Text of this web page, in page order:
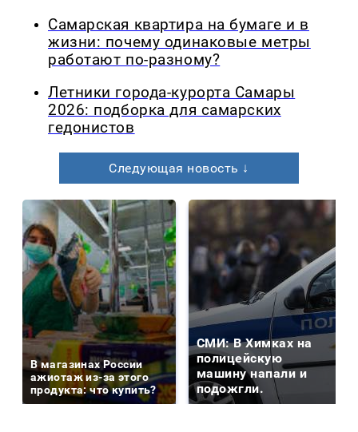
Самарская квартира на бумаге и в
жизни: почему одинаковые метры
работают по-разному?
Летники города-курорта Самары
2026: подборка для самарских
гедонистов
Следующая новость ↓
В магазинах России
ажиотаж из-за этого
продукта: что купить?
СМИ: В Химках на
полицейскую
машину напали и
подожгли.